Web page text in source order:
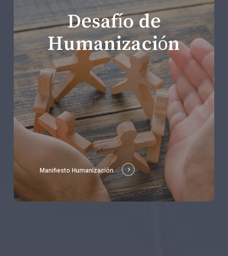
Desafío de
Humanización
Manifiesto Humanización